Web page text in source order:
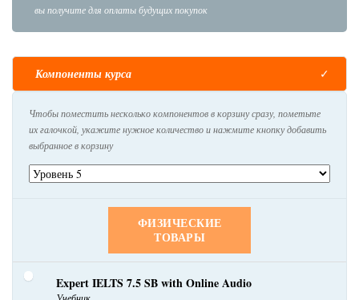
вы получите для оплаты будущих покупок
Компоненты курса
Чтобы поместить несколько компонентов в корзину сразу, пометьте
их галочкой, укажите нужное количество и нажмите кнопку добавить
выбранное в корзину
ФИЗИЧЕСКИЕ
ТОВАРЫ
Expert IELTS 7.5 SB with Online Audio
Учебник